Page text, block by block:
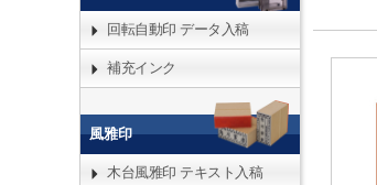
回転自動印 データ入稿
補充インク
風雅印
木台風雅印 テキスト入稿